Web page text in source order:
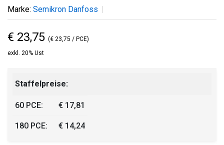
Marke: Semikron Danfoss
€ 23,75 (€ 23,75 / PCE)
exkl. 20% Ust
Staffelpreise:
60 PCE: € 17,81
180 PCE: € 14,24